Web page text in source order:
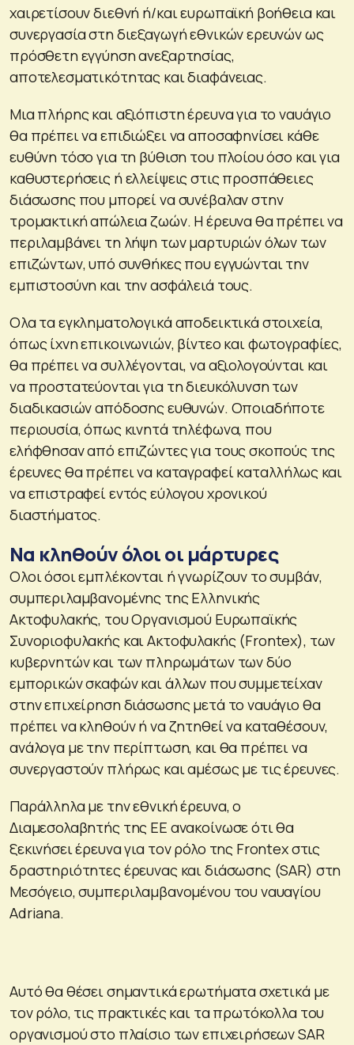
χαιρετίσουν διεθνή ή/και ευρωπαϊκή βοήθεια και
συνεργασία στη διεξαγωγή εθνικών ερευνών ως
πρόσθετη εγγύηση ανεξαρτησίας,
αποτελεσματικότητας και διαφάνειας.
Μια πλήρης και αξιόπιστη έρευνα για το ναυάγιο
θα πρέπει να επιδιώξει να αποσαφηνίσει κάθε
ευθύνη τόσο για τη βύθιση του πλοίου όσο και για
καθυστερήσεις ή ελλείψεις στις προσπάθειες
διάσωσης που μπορεί να συνέβαλαν στην
τρομακτική απώλεια ζωών. Η έρευνα θα πρέπει να
περιλαμβάνει τη λήψη των μαρτυριών όλων των
επιζώντων, υπό συνθήκες που εγγυώνται την
εμπιστοσύνη και την ασφάλειά τους.
Ολα τα εγκληματολογικά αποδεικτικά στοιχεία,
όπως ίχνη επικοινωνιών, βίντεο και φωτογραφίες,
θα πρέπει να συλλέγονται, να αξιολογούνται και
να προστατεύονται για τη διευκόλυνση των
διαδικασιών απόδοσης ευθυνών. Οποιαδήποτε
περιουσία, όπως κινητά τηλέφωνα, που
ελήφθησαν από επιζώντες για τους σκοπούς της
έρευνες θα πρέπει να καταγραφεί καταλλήλως και
να επιστραφεί εντός εύλογου χρονικού
διαστήματος.
Να κληθούν όλοι οι μάρτυρες
Ολοι όσοι εμπλέκονται ή γνωρίζουν το συμβάν,
συμπεριλαμβανομένης της Ελληνικής
Ακτοφυλακής, του Οργανισμού Ευρωπαϊκής
Συνοριοφυλακής και Ακτοφυλακής (Frontex), των
κυβερνητών και των πληρωμάτων των δύο
εμπορικών σκαφών και άλλων που συμμετείχαν
στην επιχείρηση διάσωσης μετά το ναυάγιο θα
πρέπει να κληθούν ή να ζητηθεί να καταθέσουν,
ανάλογα με την περίπτωση, και θα πρέπει να
συνεργαστούν πλήρως και αμέσως με τις έρευνες.
Παράλληλα με την εθνική έρευνα, ο
Διαμεσολαβητής της ΕΕ ανακοίνωσε ότι θα
ξεκινήσει έρευνα για τον ρόλο της Frontex στις
δραστηριότητες έρευνας και διάσωσης (SAR) στη
Μεσόγειο, συμπεριλαμβανομένου του ναυαγίου
Adriana.
Αυτό θα θέσει σημαντικά ερωτήματα σχετικά με
τον ρόλο, τις πρακτικές και τα πρωτόκολλα του
οργανισμού στο πλαίσιο των επιχειρήσεων SAR